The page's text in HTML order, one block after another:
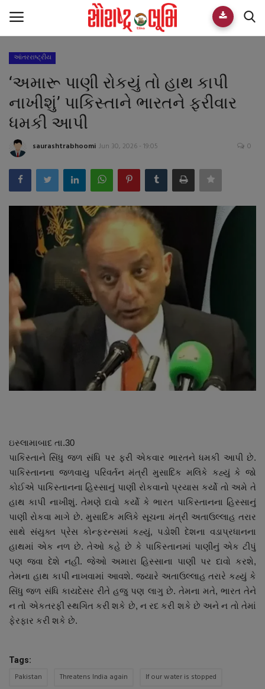
Home
E-paper
Videos
Who We Are
Live TV
Guest Author
About Author
Contact
Dipotsav Special
આંતરરાષ્ટ્રીય
રાષ્ટ્રીય
જુનાગઢ
Support US
બજારના સમાચાર
નાણાંકીય સમાચાર
સ્થાનિક સમાચાર
સ્પોર્ટ્સ
ગુનાખોરી
આંતરરાષ્ટ્રીય
‘અમારૂ પાણી રોકયું તો હાથ કાપી
નાખીશું’ પાકિસ્તાને ભારતને ફરીવાર
ધમકી આપી
saurashtrabhoomi Jun 30, 2026 - 19:05 0
ઇસ્લામાબાદ તા.30
પાકિસ્તાને સિંધુ જળ સંધિ પર ફરી એકવાર ભારતને ધમકી આપી છે.
પાકિસ્તાનના જળવાયુ પરિવર્તન મંત્રી મુસાદિક મલિકે કહ્યું કે જો
કોઈએ પાકિસ્તાનના હિસ્સાનું પાણી રોકવાનો પ્રયાસ કર્યો તો અમે તે
હાથ કાપી નાખીશું. તેમણે દાવો કર્યો કે ભારત પાકિસ્તાનના હિસ્સાનું
પાણી રોકવા માગે છે. મુસાદિક મલિકે સૂચના મંત્રી અતાઉલ્લાહ તરાર
સાથે સંયુક્ત પ્રેસ કોન્ફરન્સમાં કહ્યું, પડોશી દેશના વડાપ્રધાનના
હાથમાં એક નળ છે. તેઓ કહે છે કે પાકિસ્તાનમાં પાણીનું એક ટીપું
પણ જવા દેશે નહીં. જેઓ અમારા હિસ્સાના પાણી પર દાવો કરશે,
તેમના હાથ કાપી નાખવામાં આવશે. જ્યારે અતાઉલ્લાહ તરારે કહ્યું કે
સિંધુ જળ સંધિ કાયદેસર રીતે હજુ પણ લાગુ છે. તેમના મતે, ભારત તેને
ન તો એકતરફી સ્થગિત કરી શકે છે, ન રદ કરી શકે છે અને ન તો તેમાં
ફેરફાર કરી શકે છે.
Tags:
Pakistan Threatens India again
If our water is stopped